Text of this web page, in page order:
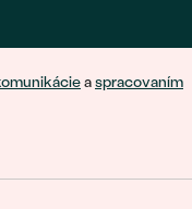
aspracovaním